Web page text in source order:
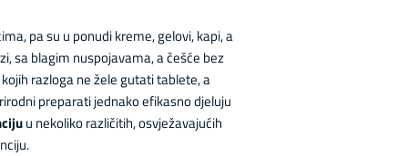
pa su u ponudi kreme, gelovi, kapi, a
sa blagim nuspojavama, a češće bez
razloga ne žele gutati tablete, a
preparati jednako efikasno djeluju
u nekoliko različitih, osvježavajućih